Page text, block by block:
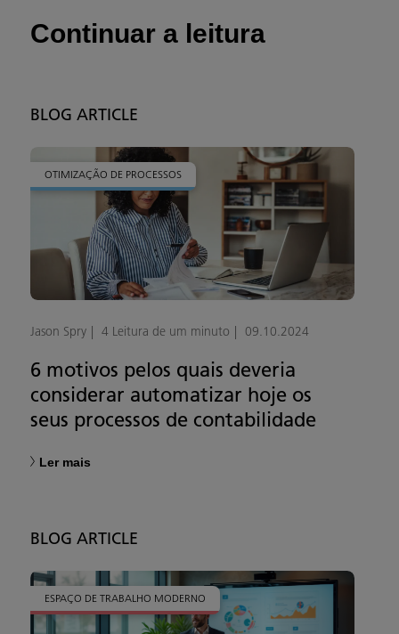
Continuar a leitura
BLOG ARTICLE
OTIMIZAÇÃO DE PROCESSOS
Jason Spry 4 Leitura de um minuto 09.10.2024
6 motivos pelos quais deveria
considerar automatizar hoje os
seus processos de contabilidade
Ler mais
BLOG ARTICLE
ESPAÇO DE TRABALHO MODERNO